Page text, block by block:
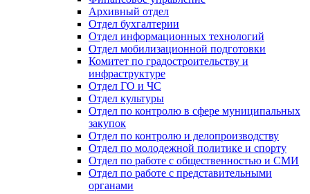
Архивный отдел
Отдел бухгалтерии
Отдел информационных технологий
Отдел мобилизационной подготовки
Комитет по градостроительству и
инфраструктуре
Отдел ГО и ЧС
Отдел культуры
Отдел по контролю в сфере муниципальных
закупок
Отдел по контролю и делопроизводству
Отдел по молодежной политике и спорту
Отдел по работе с общественностью и СМИ
Отдел по работе с представительными
органами